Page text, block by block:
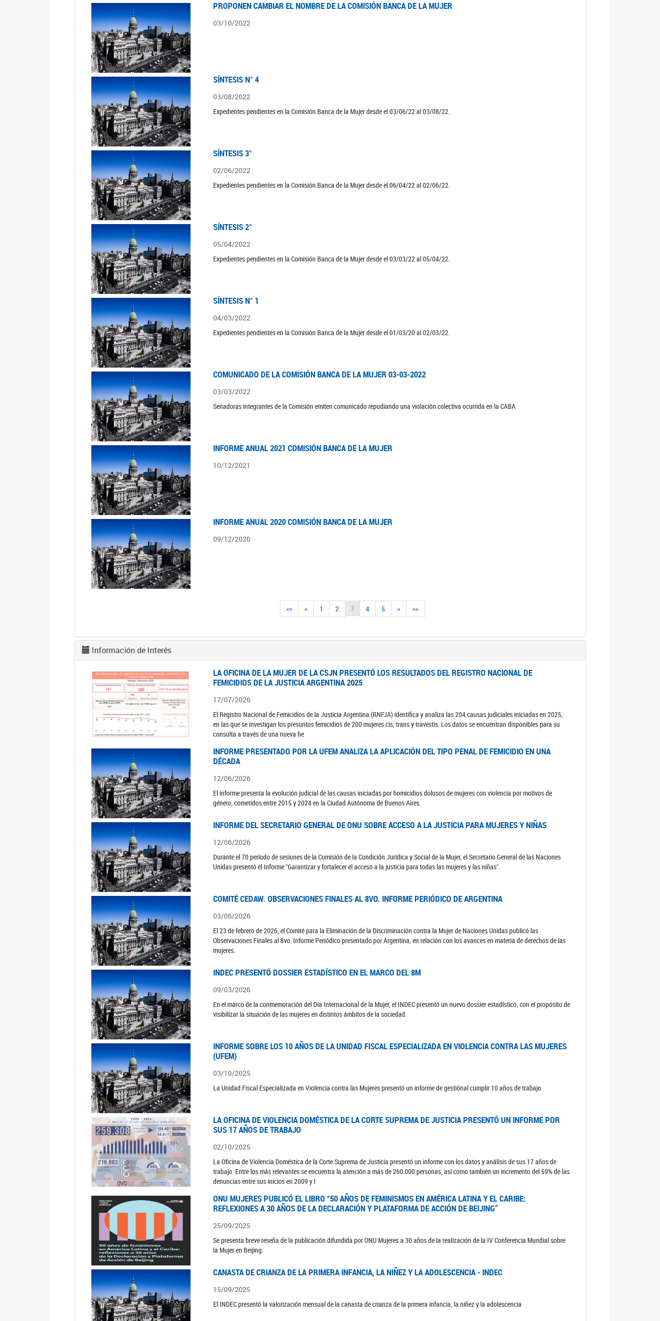
PROPONEN CAMBIAR EL NOMBRE DE LA COMISIÓN BANCA DE LA MUJER
03/10/2022
SÍNTESIS N° 4
03/08/2022
Expedientes pendientes en la Comisión Banca de la Mujer desde el 03/06/22 al 03/08/22.
SÍNTESIS 3°
02/06/2022
Expedientes pendientes en la Comisión Banca de la Mujer desde el 06/04/22 al 02/06/22.
SÍNTESIS 2°
05/04/2022
Expedientes pendientes en la Comisión Banca de la Mujer desde el 03/03/22 al 05/04/22.
SÍNTESIS N° 1
04/03/2022
Expedientes pendientes en la Comisión Banca de la Mujer desde el 01/03/20 al 02/03/22.
COMUNICADO DE LA COMISIÓN BANCA DE LA MUJER 03-03-2022
03/03/2022
Senadoras integrantes de la Comisión emiten comunicado repudiando una violación colectiva ocurrida en la CABA
INFORME ANUAL 2021 COMISIÓN BANCA DE LA MUJER
10/12/2021
INFORME ANUAL 2020 COMISIÓN BANCA DE LA MUJER
09/12/2020
<< < 1 2 3 4 5 > >>
Información de Interés
LA OFICINA DE LA MUJER DE LA CSJN PRESENTÓ LOS RESULTADOS DEL REGISTRO NACIONAL DE
FEMICIDIOS DE LA JUSTICIA ARGENTINA 2025
17/07/2026
El Registro Nacional de Femicidios de la Justicia Argentina (RNFJA) identifica y analiza las 204 causas judiciales iniciadas en 2025,
en las que se investigan los presuntos femicidios de 200 mujeres cis, trans y travestis. Los datos se encuentran disponibles para su
consulta a través de una nueva he
INFORME PRESENTADO POR LA UFEM ANALIZA LA APLICACIÓN DEL TIPO PENAL DE FEMICIDIO EN UNA
DÉCADA
12/06/2026
El informe presenta la evolución judicial de las causas iniciadas por homicidios dolosos de mujeres con violencia por motivos de
género, cometidos entre 2015 y 2024 en la Ciudad Autónoma de Buenos Aires.
INFORME DEL SECRETARIO GENERAL DE ONU SOBRE ACCESO A LA JUSTICIA PARA MUJERES Y NIÑAS
12/06/2026
Durante el 70 período de sesiones de la Comisión de la Condición Jurídica y Social de la Mujer, el Secretario General de las Naciones
Unidas presentó el Informe "Garantizar y fortalecer el acceso a la justicia para todas las mujeres y las niñas".
COMITÉ CEDAW. OBSERVACIONES FINALES AL 8VO. INFORME PERIÓDICO DE ARGENTINA
03/06/2026
El 23 de febrero de 2026, el Comité para la Eliminación de la Discriminación contra la Mujer de Naciones Unidas publicó las
Observaciones Finales al 8vo. Informe Periódico presentado por Argentina, en relación con los avances en materia de derechos de las
mujeres.
INDEC PRESENTÓ DOSSIER ESTADÍSTICO EN EL MARCO DEL 8M
09/03/2026
En el marco de la conmemoración del Día Internacional de la Mujer, el INDEC presentó un nuevo dossier estadístico, con el propósito de
visibilizar la situación de las mujeres en distintos ámbitos de la sociedad.
INFORME SOBRE LOS 10 AÑOS DE LA UNIDAD FISCAL ESPECIALIZADA EN VIOLENCIA CONTRA LAS MUJERES
(UFEM)
03/10/2025
La Unidad Fiscal Especializada en Violencia contra las Mujeres presentó un informe de gestiónal cumplir 10 años de trabajo
LA OFICINA DE VIOLENCIA DOMÉSTICA DE LA CORTE SUPREMA DE JUSTICIA PRESENTÓ UN INFORME POR
SUS 17 AÑOS DE TRABAJO
02/10/2025
La Oficina de Violencia Doméstica de la Corte Suprema de Justicia presentó un informe con los datos y análisis de sus 17 años de
trabajo. Entre los más relevantes se encuentra la atención a más de 260.000 personas, así como también un incremento del 59% de las
denuncias entre sus inicios en 2009 y l
ONU MUJERES PUBLICÓ EL LIBRO “50 AÑOS DE FEMINISMOS EN AMÉRICA LATINA Y EL CARIBE:
REFLEXIONES A 30 AÑOS DE LA DECLARACIÓN Y PLATAFORMA DE ACCIÓN DE BEIJING”
25/09/2025
Se presenta breve reseña de la publicación difundida por ONU Mujeres a 30 años de la realización de la IV Conferencia Mundial sobre
la Mujer en Beijing.
CANASTA DE CRIANZA DE LA PRIMERA INFANCIA, LA NIÑEZ Y LA ADOLESCENCIA - INDEC
15/09/2025
El INDEC presentó la valorización mensual de la canasta de crianza de la primera infancia, la niñez y la adolescencia